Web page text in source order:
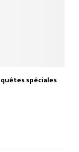
spéciales